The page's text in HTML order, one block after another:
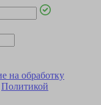
на обработку
Политикой